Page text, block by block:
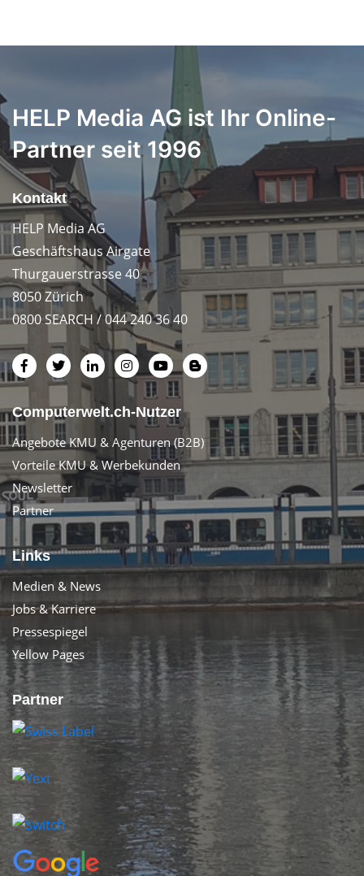
HELP Media AG ist Ihr Online-
Partner seit 1996
Kontakt
HELP Media AG
Geschäftshaus Airgate
Thurgauerstrasse 40
8050 Zürich
0800 SEARCH / 044 240 36 40
Computerwelt.ch-Nutzer
Angebote KMU & Agenturen (B2B)
Vorteile KMU & Werbekunden
Newsletter
Partner
Links
Medien & News
Jobs & Karriere
Pressespiegel
Yellow Pages
Partner